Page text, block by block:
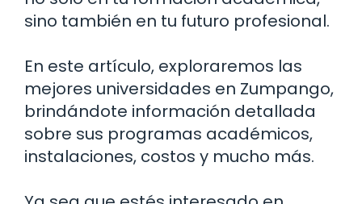
sino también en tu futuro profesional.
En este artículo, exploraremos las
mejores universidades en Zumpango,
brindándote información detallada
sobre sus programas académicos,
instalaciones, costos y mucho más.